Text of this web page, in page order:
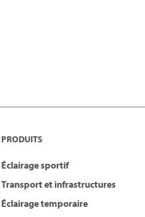
PRODUITS
Éclairage sportif
Transport et infrastructures
Éclairage temporaire